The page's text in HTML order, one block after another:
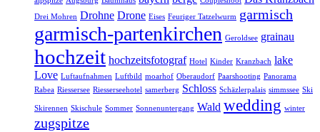
Drei Mohren Drohne Drone Eises Feuriger Tatzelwurm garmisch
garmisch-partenkirchen Geroldsee grainau
hochzeit hochzeitsfotograf Hotel Kinder Kranzbach lake
Love Luftaufnahmen Luftbild moarhof Oberaudorf Paarshooting Panorama
Rabea Riessersee Riesserseehotel samerberg Schloss Schäzlerpalais simmssee Ski
Skirennen Skischule Sommer Sonnenuntergang Wald wedding winter
zugspitze